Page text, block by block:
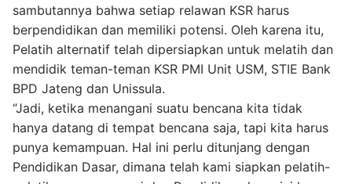
sambutannya bahwa setiap relawan KSR harus
berpendidikan dan memiliki potensi. Oleh karena itu,
Pelatih alternatif telah dipersiapkan untuk melatih dan
mendidik teman-teman KSR PMI Unit USM, STIE Bank
BPD Jateng dan Unissula.
“Jadi, ketika menangani suatu bencana kita tidak
hanya datang di tempat bencana saja, tapi kita harus
punya kemampuan. Hal ini perlu ditunjang dengan
Pendidikan Dasar, dimana telah kami siapkan pelatih-